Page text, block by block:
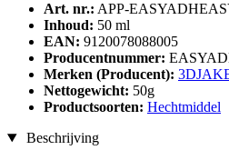
Art. nr.: APP-
Inhoud: 50 ml
EAN: 9120078088005
Producentnummer:
Merken (Producent):
Nettogewicht: 50g
Productsoorten: Hechtmiddel
Beschrijving